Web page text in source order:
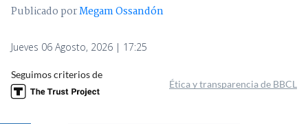
Publicado porMegam Ossandón
Jueves 06 Agosto, 2026 | 17:25
Seguimos criterios de
Ética y transparencia de BBCL